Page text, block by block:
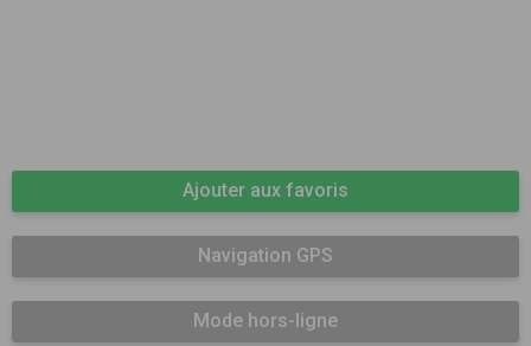
Ajouter aux favoris
Navigation GPS
Mode hors-ligne